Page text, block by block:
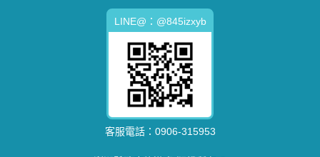
LINE@：@845izxyb
客服電話： 0906-315953